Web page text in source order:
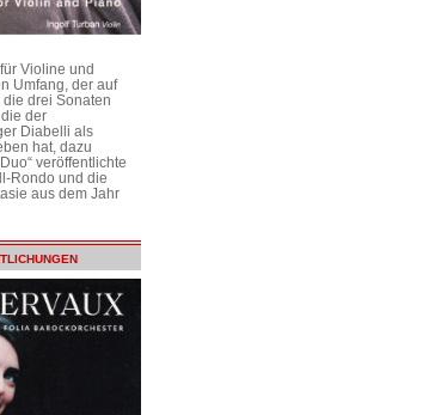
Violine und
Umfang, der auf
drei Sonaten
der
Diabelli als
hat, dazu
veröffentlichte
Rondo und die
aus dem Jahr